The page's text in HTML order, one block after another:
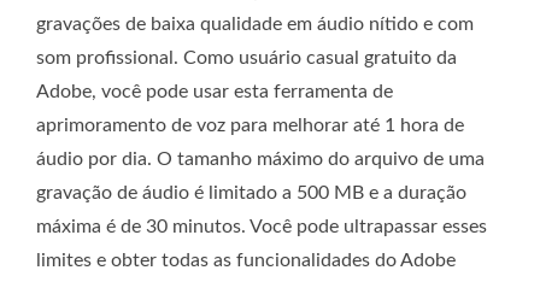
gravações de baixa qualidade em áudio nítido e com
som profissional. Como usuário casual gratuito da
Adobe, você pode usar esta ferramenta de
aprimoramento de voz para melhorar até 1 hora de
áudio por dia. O tamanho máximo do arquivo de uma
gravação de áudio é limitado a 500 MB e a duração
máxima é de 30 minutos. Você pode ultrapassar esses
limites e obter todas as funcionalidades do Adobe